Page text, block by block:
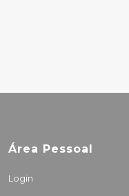
Área Pessoal
Login